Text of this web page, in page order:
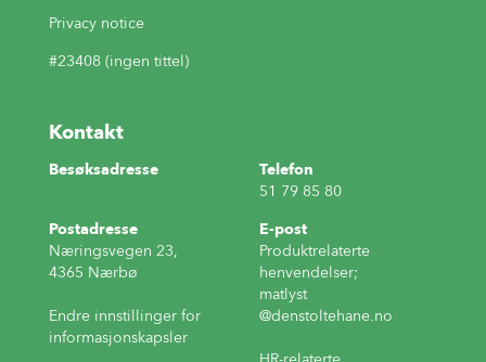
Privacy notice
#23408 (ingen tittel)
Kontakt
Besøksadresse
Telefon
51 79 85 80
Postadresse
Næringsvegen 23,
4365 Nærbø
Endre innstillinger for
informasjonskapsler
E-post
Produktrelaterte
henvendelser;
matlyst
@denstoltehane.no